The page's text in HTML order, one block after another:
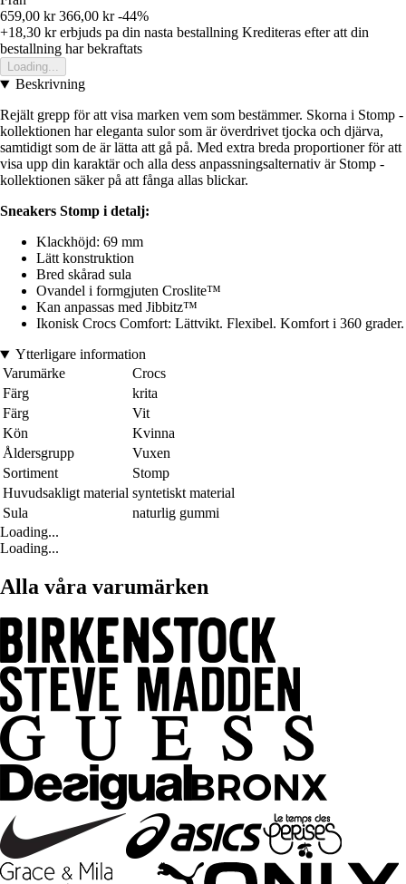
659,00 kr 366,00 kr -44%
+18,30 krerbjuds pa din nasta bestallning Krediteras efter att din
bestallning har bekraftats
Loading...
Beskrivning
Rejält grepp för att visa marken vem som bestämmer. Skorna i Stomp -
kollektionen har eleganta sulor som är överdrivet tjocka och djärva,
samtidigt som de är lätta att gå på. Med extra breda proportioner för att
visa upp din karaktär och alla dess anpassningsalternativ är Stomp -
kollektionen säker på att fånga allas blickar.
Sneakers Stomp i detalj:
Klackhöjd: 69 mm
Lätt konstruktion
Bred skårad sula
Ovandel i formgjuten Croslite™
Kan anpassas med Jibbitz™
Ikonisk Crocs Comfort: Lättvikt. Flexibel. Komfort i 360 grader.
Ytterligare information
Varumärke
Crocs
Färg
krita
Färg
Vit
Kön
Kvinna
Åldersgrupp
Vuxen
Sortiment
Stomp
Huvudsakligt material syntetiskt material
Sula
naturlig gummi
Loading...
Loading...
Alla våra varumärken